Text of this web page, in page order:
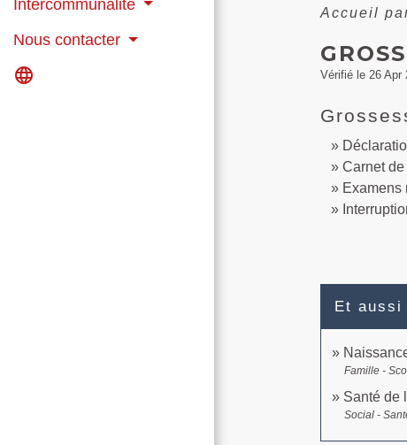
Intercommunalité
Nous contacter
language
Accueil
Vérifié le 26 Apr
Carnet
Examens
Et aussi
Famille -
Santé de
Social -